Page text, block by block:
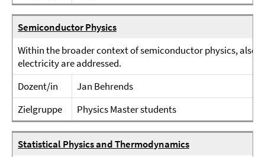
Semiconductor Physics
Within the broader context of semiconductor physics, also
electricity are addressed.
Dozent/in
Jan Behrends
Zielgruppe
Physics Master students
Statistical Physics and Thermodynamics